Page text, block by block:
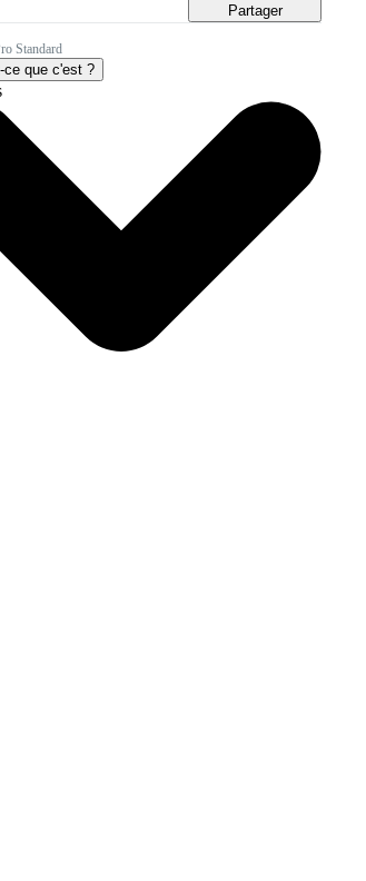
Partager
Standard
ce que c'est ?